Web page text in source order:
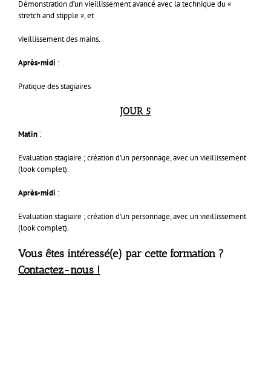
Démonstration d’un vieillissement avancé avec la technique du «
stretch and stipple », et
vieillissement des mains.
Après-midi :
Pratique des stagiaires
JOUR 5
Matin :
Evaluation stagiaire ; création d’un personnage, avec un vieillissement
(look complet).
Après-midi :
Evaluation stagiaire ; création d’un personnage, avec un vieillissement
(look complet).
Vous êtes intéressé(e) par cette formation ?
Contactez-nous !